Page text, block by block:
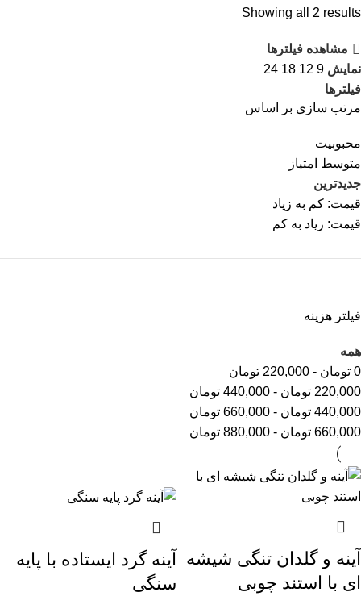
Showing all 2 results
مشاهده فیلترها
نمایش 9
12
18
24
فیلترها
مرتب سازی بر اساس
محبوبیت
متوسط امتیاز
جدیدترین
قیمت: کم به زیاد
قیمت: زیاد به کم
فیلتر هزینه
همه
0 تومان -
220,000 تومان
220,000 تومان -
440,000 تومان
440,000 تومان -
660,000 تومان
660,000 تومان -
880,000 تومان
آینه و گلدان تنگی شیشه
ای با استند چوبی
آینه گرد ایستاده با پایه
سنگی